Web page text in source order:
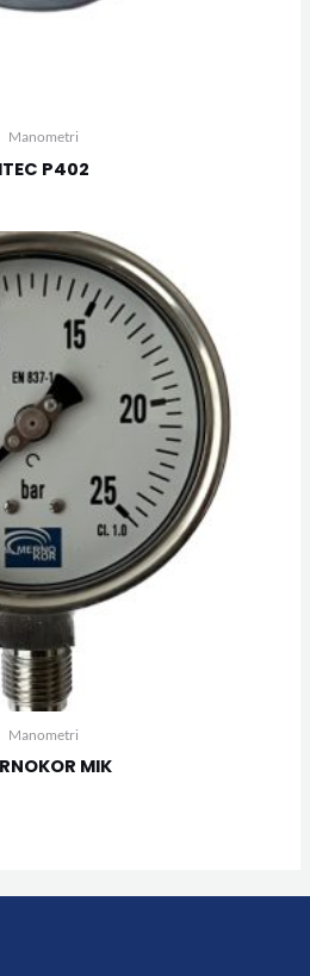
Manometri
ITEC P402
Manometri
MIK